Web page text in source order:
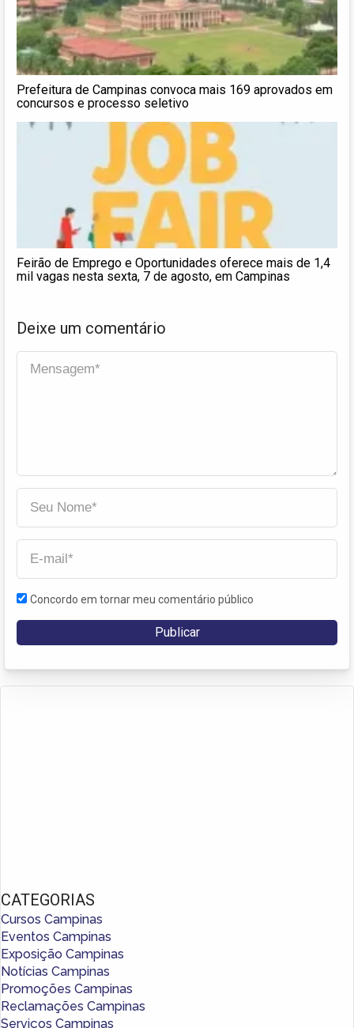
Prefeitura de Campinas convoca mais 169 aprovados em
concursos e processo seletivo
Feirão de Emprego e Oportunidades oferece mais de 1,4
mil vagas nesta sexta, 7 de agosto, em Campinas
Deixe um comentário
Concordo em tornar meu comentário público
CATEGORIAS
Cursos Campinas
Eventos Campinas
Exposição Campinas
Notícias Campinas
Promoções Campinas
Reclamações Campinas
Serviços Campinas